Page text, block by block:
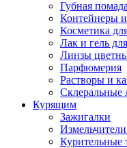
Губная помада
Контейнеры и
Косметика
Лак и гель
Линзы
Парфюмерия
Растворы и
Склеральные
Курящим
Зажигалки
Курительные